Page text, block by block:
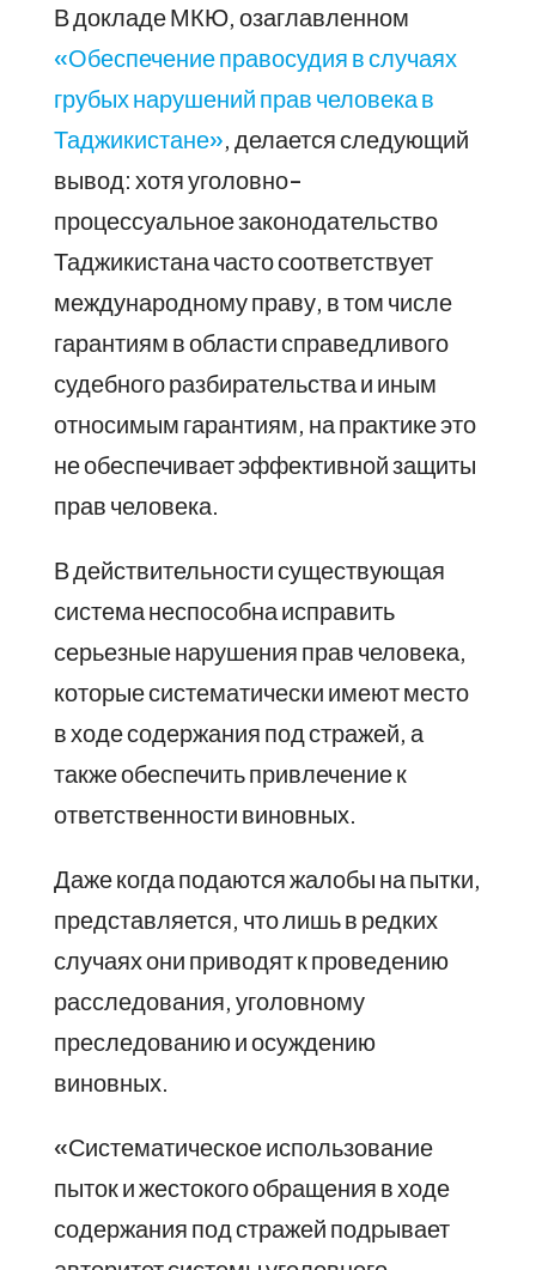
В докладе МКЮ, озаглавленном
«Обеспечение правосудия в случаях
грубых нарушений прав человека в
Таджикистане», делается следующий
вывод: хотя уголовно-
процессуальное законодательство
Таджикистана часто соответствует
международному праву, в том числе
гарантиям в области справедливого
судебного разбирательства и иным
относимым гарантиям, на практике это
не обеспечивает эффективной защиты
прав человека.
В действительности существующая
система неспособна исправить
серьезные нарушения прав человека,
которые систематически имеют место
в ходе содержания под стражей, а
также обеспечить привлечение к
ответственности виновных.
Даже когда подаются жалобы на пытки,
представляется, что лишь в редких
случаях они приводят к проведению
расследования, уголовному
преследованию и осуждению
виновных.
«Систематическое использование
пыток и жестокого обращения в ходе
содержания под стражей подрывает